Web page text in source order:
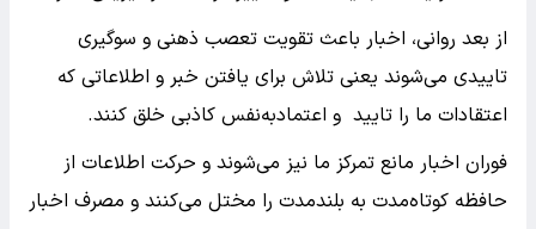
از بعد روانی، اخبار باعث تقویت تعصب ذهنی و سوگیری
تاییدی می‌شوند یعنی تلاش برای یافتن خبر و اطلاعاتی که
اعتقادات ما را تایید و اعتمادبه‌نفس کاذبی خلق کنند.
فوران اخبار مانع تمرکز ما نیز می‌شوند و حرکت اطلاعات از
حافظه کوتاه‌مدت به بلندمدت را مختل می‌کنند و مصرف اخبار